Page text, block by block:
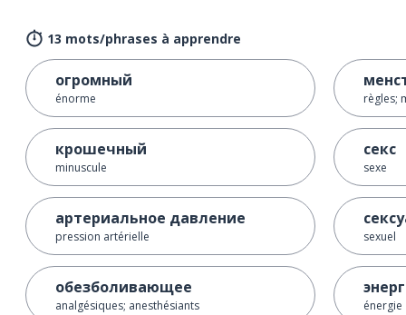
13 mots/phrases à apprendre
огромный
énorme
крошечный
minuscule
артериальное давление
pression artérielle
обезболивающее
analgésiques; anesthésiants
règles;
секс
sexe
sexuel
énergie